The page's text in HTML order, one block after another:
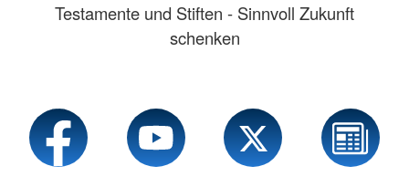
Testamente und Stiften - Sinnvoll Zukunft
schenken